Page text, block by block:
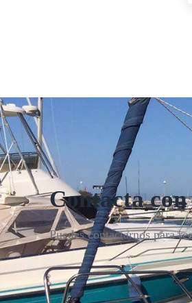
Contacta
Puedes contactarnos para